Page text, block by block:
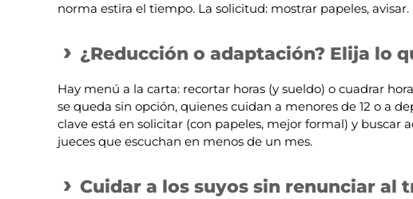
norma estira el tiempo. La solicitud: mostrar papeles,
¿Reducción o adaptación? Elija lo
Hay menú a la carta: recortar horas (y sueldo) o cuadrar
se queda sin opción, quienes cuidan a menores de 12 o a
clave está en solicitar (con papeles, mejor formal) y buscar
jueces que escuchan en menos de un mes.
Cuidar a los suyos sin renunciar al